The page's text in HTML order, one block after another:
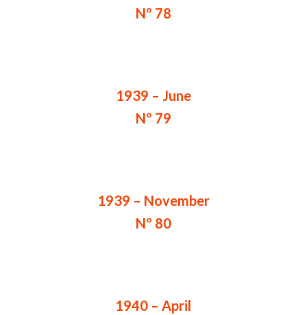
Nº 78
1939 – June
Nº 79
1939 – November
Nº 80
1940 – April